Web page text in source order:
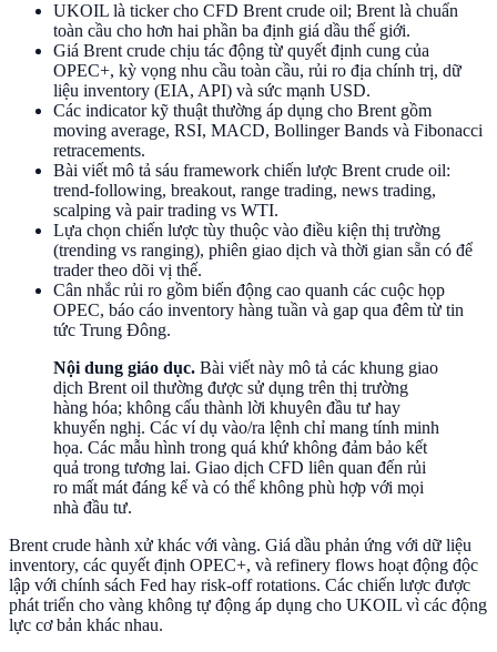
UKOIL là ticker cho CFD Brent crude oil; Brent là chuẩn
toàn cầu cho hơn hai phần ba định giá dầu thế giới.
Giá Brent crude chịu tác động từ quyết định cung của
OPEC+, kỳ vọng nhu cầu toàn cầu, rủi ro địa chính trị, dữ
liệu inventory (EIA, API) và sức mạnh USD.
Các indicator kỹ thuật thường áp dụng cho Brent gồm
moving average, RSI, MACD, Bollinger Bands và Fibonacci
retracements.
Bài viết mô tả sáu framework chiến lược Brent crude oil:
trend-following, breakout, range trading, news trading,
scalping và pair trading vs WTI.
Lựa chọn chiến lược tùy thuộc vào điều kiện thị trường
(trending vs ranging), phiên giao dịch và thời gian sẵn có để
trader theo dõi vị thế.
Cân nhắc rủi ro gồm biến động cao quanh các cuộc họp
OPEC, báo cáo inventory hàng tuần và gap qua đêm từ tin
tức Trung Đông.
Nội dung giáo dục. Bài viết này mô tả các khung giao
dịch Brent oil thường được sử dụng trên thị trường
hàng hóa; không cấu thành lời khuyên đầu tư hay
khuyến nghị. Các ví dụ vào/ra lệnh chỉ mang tính minh
họa. Các mẫu hình trong quá khứ không đảm bảo kết
quả trong tương lai. Giao dịch CFD liên quan đến rủi
ro mất mát đáng kể và có thể không phù hợp với mọi
nhà đầu tư.
Brent crude hành xử khác với vàng. Giá dầu phản ứng với dữ liệu
inventory, các quyết định OPEC+, và refinery flows hoạt động độc
lập với chính sách Fed hay risk-off rotations. Các chiến lược được
phát triển cho vàng không tự động áp dụng cho UKOIL vì các động
lực cơ bản khác nhau.